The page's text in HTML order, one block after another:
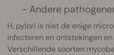
- Andere
H. pylori is niet de enige
infecteren en ontstekingen
Verschillende soorten